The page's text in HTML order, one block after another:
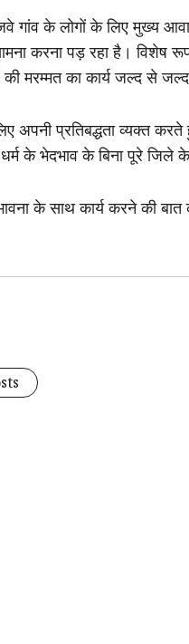
गांव के लोगों के लिए मुख्य
का सामना करना पड़ रहा
की मरम्मत का कार्य जल्द से
अपनी प्रतिबद्धता व्यक्त
के भेदभाव के बिना पूरे जिले
के साथ कार्य करने की